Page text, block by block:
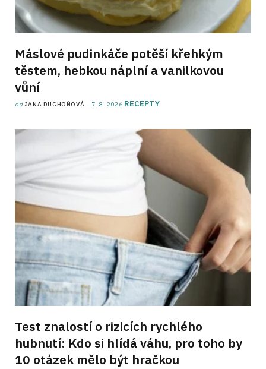
Máslové pudinkáče potěší křehkým
těstem, hebkou náplní a vanilkovou
vůní
od JANA DUCHOŇOVÁ 7. 8. 2026 RECEPTY
Test znalostí o rizicích rychlého
hubnutí: Kdo si hlídá váhu, pro toho by
10 otázek mělo být hračkou